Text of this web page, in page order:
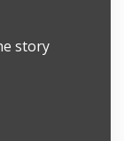
story